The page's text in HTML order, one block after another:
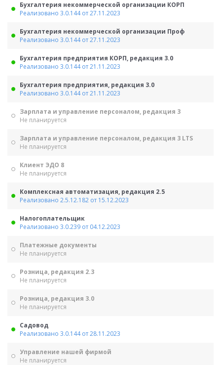
Бухгалтерия некоммерческой организации КОРП
Реализовано 3.0.144 от 27.11.2023
Бухгалтерия некоммерческой организации Проф
Реализовано 3.0.144 от 27.11.2023
Бухгалтерия предприятия КОРП, редакция 3.0
Реализовано 3.0.144 от 21.11.2023
Бухгалтерия предприятия, редакция 3.0
Реализовано 3.0.144 от 21.11.2023
Зарплата и управление персоналом, редакция 3
Не планируется
Зарплата и управление персоналом, редакция 3 LTS
Не планируется
Клиент ЭДО 8
Не планируется
Комплексная автоматизация, редакция 2.5
Реализовано 2.5.12.182 от 15.12.2023
Налогоплательщик
Реализовано 3.0.239 от 04.12.2023
Платежные документы
Не планируется
Розница, редакция 2.3
Не планируется
Розница, редакция 3.0
Не планируется
Садовод
Реализовано 3.0.144 от 28.11.2023
Управление нашей фирмой
Не планируется